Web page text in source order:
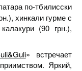
по-тбилисски
хинкали гурме с
(90 грн.),
» встречает
Яркий,